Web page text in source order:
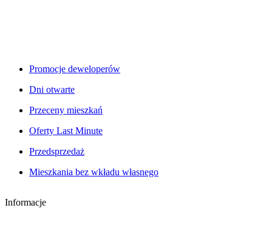
Promocje deweloperów
Dni otwarte
Przeceny mieszkań
Oferty Last Minute
Przedsprzedaż
Mieszkania bez wkładu własnego
Informacje